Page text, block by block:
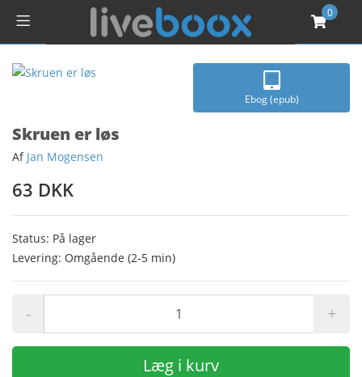
0
Ebog (epub)
Skruen er løs
Af Jan Mogensen
63 DKK
Status: På lager
Levering: Omgående (2-5 min)
- +
Læg i kurv